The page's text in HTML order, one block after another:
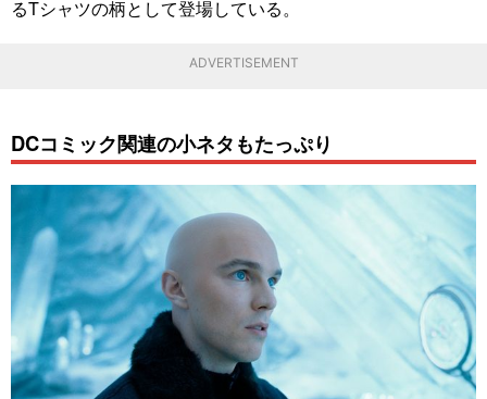
るTシャツの柄として登場している。
ADVERTISEMENT
DCコミック関連の小ネタもたっぷり